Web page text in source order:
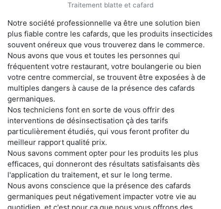
Traitement blatte et cafard
Notre société professionnelle va être une solution bien
plus fiable contre les cafards, que les produits insecticides
souvent onéreux que vous trouverez dans le commerce.
Nous avons que vous et toutes les personnes qui
fréquentent votre restaurant, votre boulangerie ou bien
votre centre commercial, se trouvent être exposées à de
multiples dangers à cause de la présence des cafards
germaniques.
Nos techniciens font en sorte de vous offrir des
interventions de désinsectisation çà des tarifs
particulièrement étudiés, qui vous feront profiter du
meilleur rapport qualité prix.
Nous savons comment opter pour les produits les plus
efficaces, qui donneront des résultats satisfaisants dès
l'application du traitement, et sur le long terme.
Nous avons conscience que la présence des cafards
germaniques peut négativement impacter votre vie au
quotidien, et c'est pour ça que nous vous offrons des